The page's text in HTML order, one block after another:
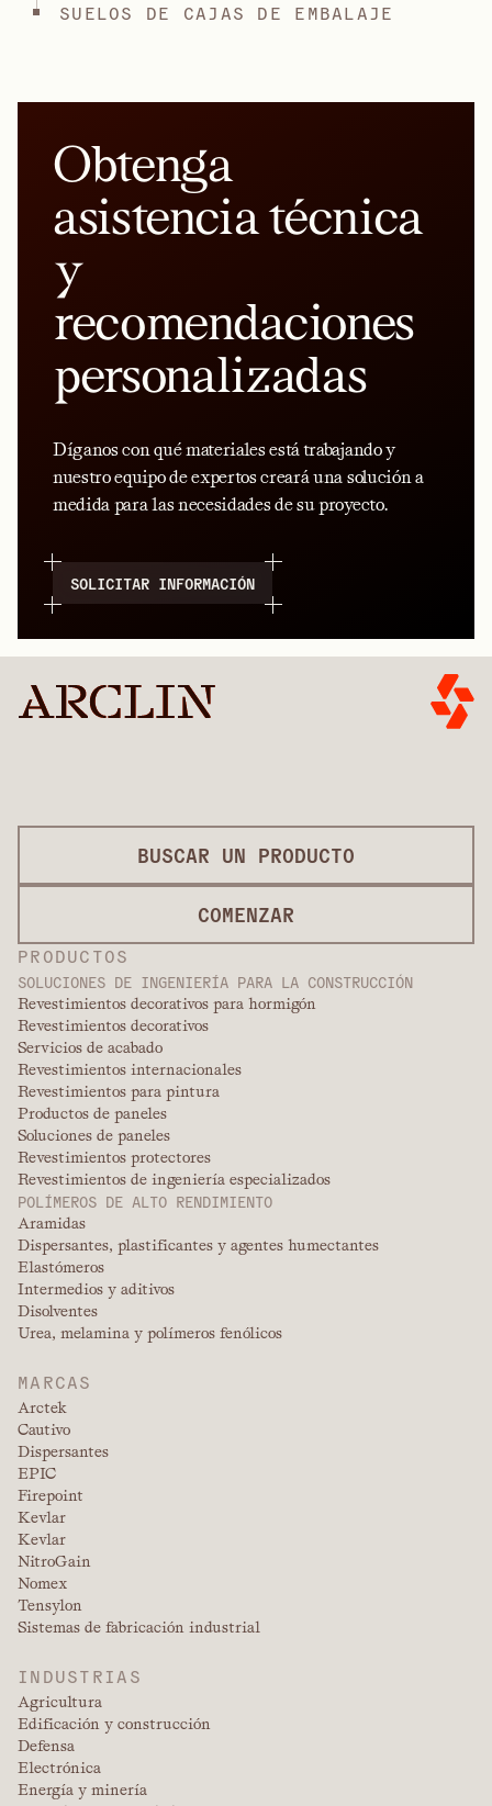
SUELOS DE CAJAS DE EMBALAJE
Obtenga
asistencia técnica
y
recomendaciones
personalizadas
Díganos con qué materiales está trabajando y
nuestro equipo de expertos creará una solución a
medida para las necesidades de su proyecto.
SOLICITAR INFORMACIÓN
PRODUCTOS
SOLUCIONES DE INGENIERÍA PARA LA CONSTRUCCIÓN
Revestimientos decorativos para hormigón
Revestimientos decorativos
Servicios de acabado
Revestimientos internacionales
Revestimientos para pintura
Productos de paneles
Soluciones de paneles
Revestimientos protectores
Revestimientos de ingeniería especializados
POLÍMEROS DE ALTO RENDIMIENTO
Aramidas
Dispersantes, plastificantes y agentes humectantes
Elastómeros
Intermedios y aditivos
Disolventes
Urea, melamina y polímeros fenólicos
MARCAS
Arctek
Cautivo
Dispersantes
EPIC
Firepoint
Kevlar
Kevlar
NitroGain
Nomex
Tensylon
Sistemas de fabricación industrial
INDUSTRIAS
Agricultura
Edificación y construcción
Defensa
Electrónica
Energía y minería
BUSCAR UN PRODUCTO
COMENZAR